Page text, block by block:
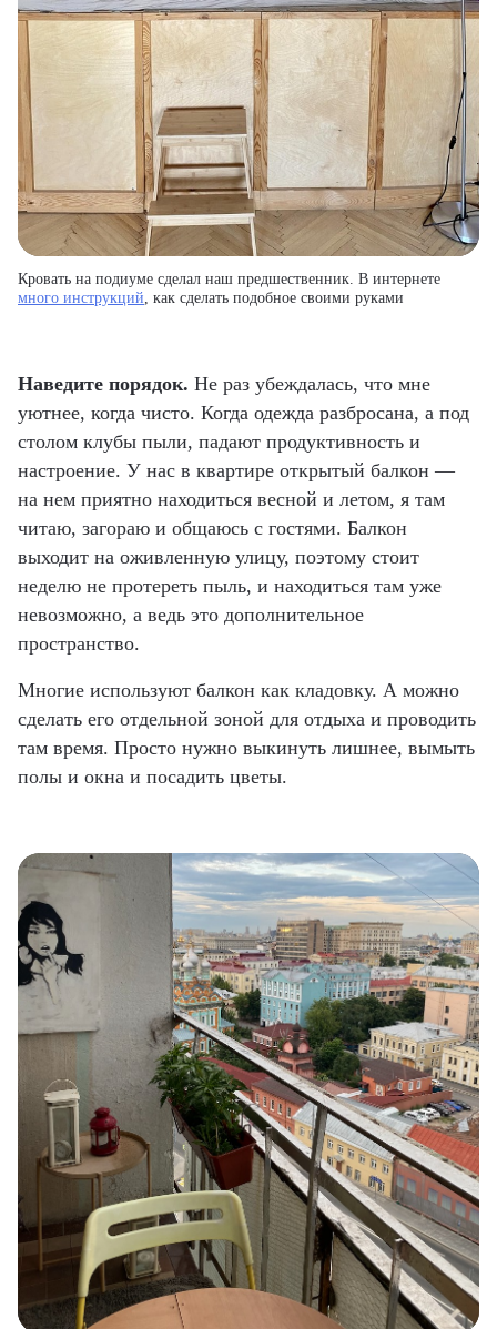
Кровать на подиуме сделал наш предшественник. В интернете
много инструкций , как сделать подобное своими руками
Наведите порядок. Не раз убеждалась, что мне
уютнее, когда чисто. Когда одежда разбросана, а под
столом клубы пыли, падают продуктивность и
настроение. У нас в квартире открытый балкон —
на нем приятно находиться весной и летом, я там
читаю, загораю и общаюсь с гостями. Балкон
выходит на оживленную улицу, поэтому стоит
неделю не протереть пыль, и находиться там уже
невозможно, а ведь это дополнительное
пространство.
Многие используют балкон как кладовку. А можно
сделать его отдельной зоной для отдыха и проводить
там время. Просто нужно выкинуть лишнее, вымыть
полы и окна и посадить цветы.